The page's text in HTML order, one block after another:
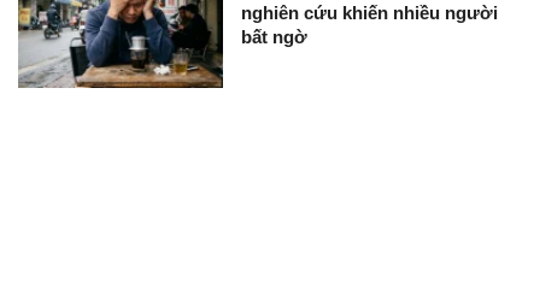
nghiên cứu khiến nhiều người
bất ngờ